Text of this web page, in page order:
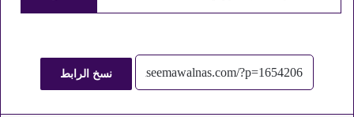
نسخ الرابط